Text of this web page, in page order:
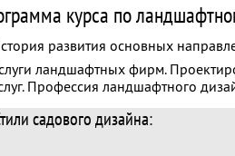
курса по
развития основных
ландшафтных фирм.
Профессия ландшафтного
садового дизайна: